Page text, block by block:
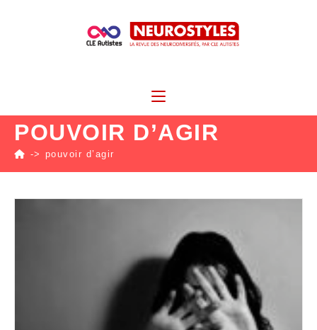
POUVOIR D’AGIR
-> pouvoir d’agir